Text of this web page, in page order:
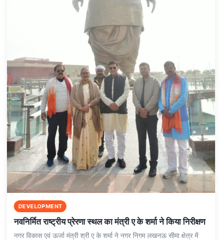
DEVELOPMENT
नवनिर्मित राष्ट्रीय प्रेरणा स्थल का मंत्री ए के शर्मा ने किया निरीक्षण
नगर विकास एवं ऊर्जा मंत्री श्री ए के शर्मा ने नगर निगम लखनऊ सीमा क्षेत्र में